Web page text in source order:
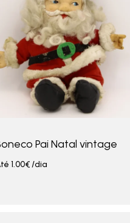
Pai Natal vintage
1.00€/dia